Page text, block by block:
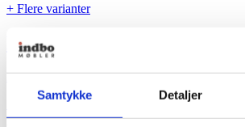
Samtykke Detaljer
+ Flere varianter
Den Spanske Stol af Børge
Fra33.345,00kr.
Se produkt Dette vare har flere varianter.
på varesiden